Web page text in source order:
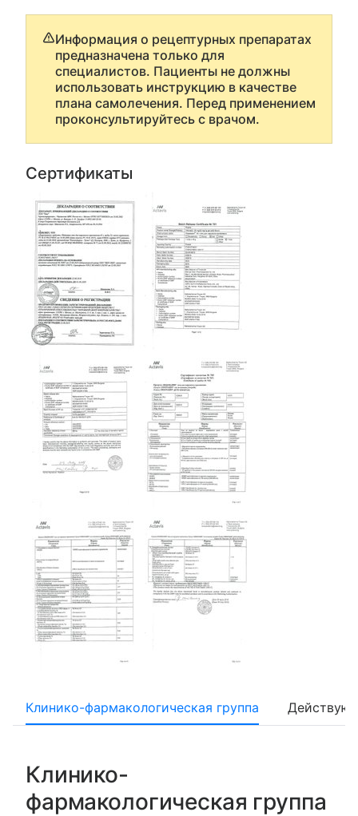
Информация о рецептурных препаратах
предназначена только для
специалистов. Пациенты не должны
использовать инструкцию в качестве
плана самолечения. Перед применением
проконсультируйтесь с врачом.
Сертификаты
Клинико-фармакологическая группа
Клинико-
фармакологическая группа